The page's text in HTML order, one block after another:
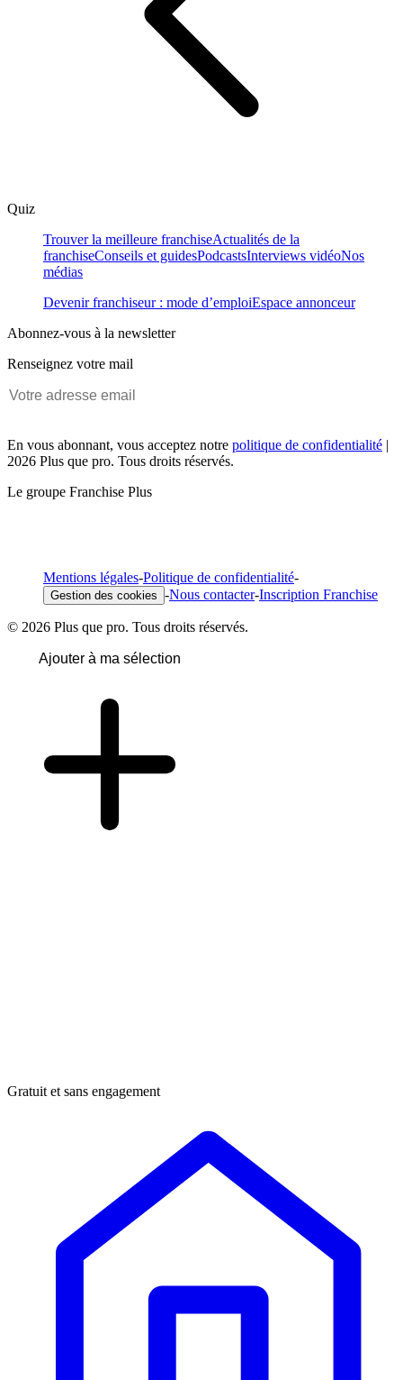
Quiz
Trouver la meilleure franchiseActualités de la
franchiseConseils et guidesPodcastsInterviews vidéoNos
médias
Devenir franchiseur : mode d’emploiEspace annonceur
Abonnez-vous à la newsletter
Renseignez votre mail
En vous abonnant, vous acceptez notre politique de confidentialité |
2026 Plus que pro. Tous droits réservés.
Le groupe Franchise Plus
Mentions légales-Politique de confidentialité-
Gestion des cookies -Nous contacter-Inscription Franchise
© 2026 Plus que pro. Tous droits réservés.
Ajouter à ma sélection
Gratuit et sans engagement